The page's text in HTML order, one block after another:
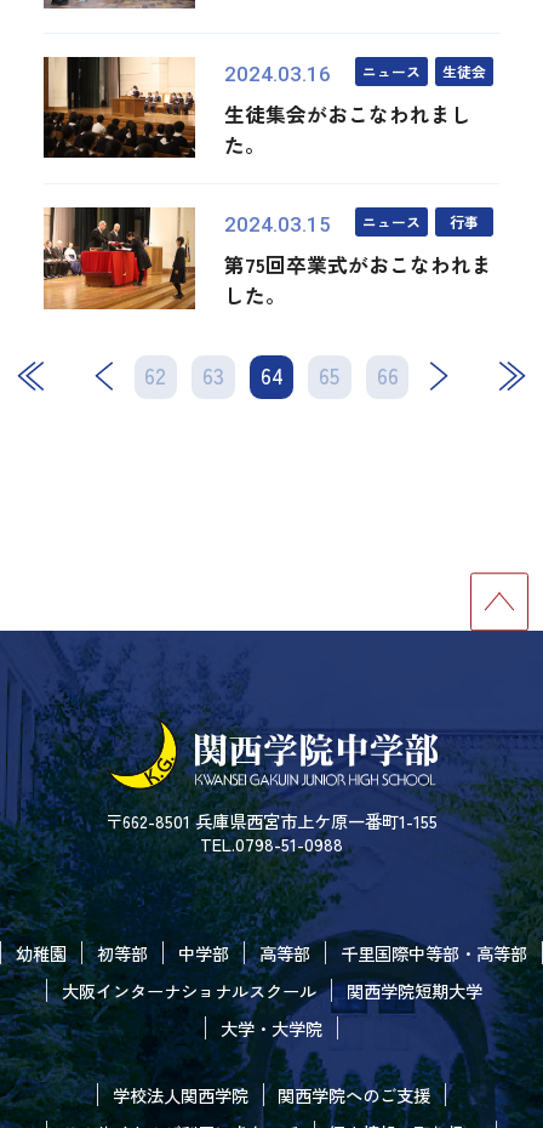
2024.03.16 ニュース 生徒会
生徒集会がおこなわれまし
た。
2024.03.15 ニュース 行事
第75回卒業式がおこなわれま
した。
62 63 64 65 66
次 最後
〒662-8501 兵庫県西宮市上ケ原一番町1-155
TEL.0798-51-0988
幼稚園 初等部 中学部 高等部
千里国際中等部・高等部
大阪インターナショナルスクール
関西学院短期大学
大学・大学院
学校法人関西学院
関西学院へのご支援